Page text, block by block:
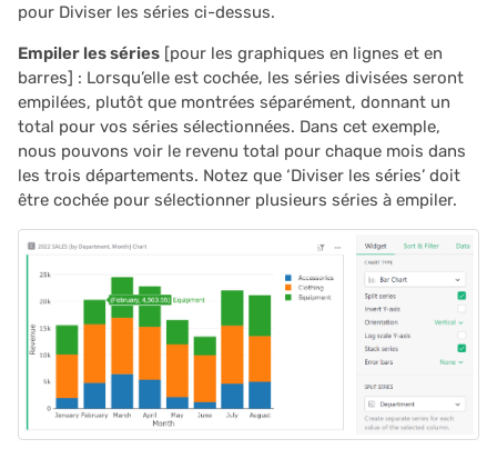
pour Diviser les séries ci-dessus.
Empiler les séries [pour les graphiques en lignes et en
barres] : Lorsqu’elle est cochée, les séries divisées seront
empilées, plutôt que montrées séparément, donnant un
total pour vos séries sélectionnées. Dans cet exemple,
nous pouvons voir le revenu total pour chaque mois dans
les trois départements. Notez que ‘Diviser les séries’ doit
être cochée pour sélectionner plusieurs séries à empiler.